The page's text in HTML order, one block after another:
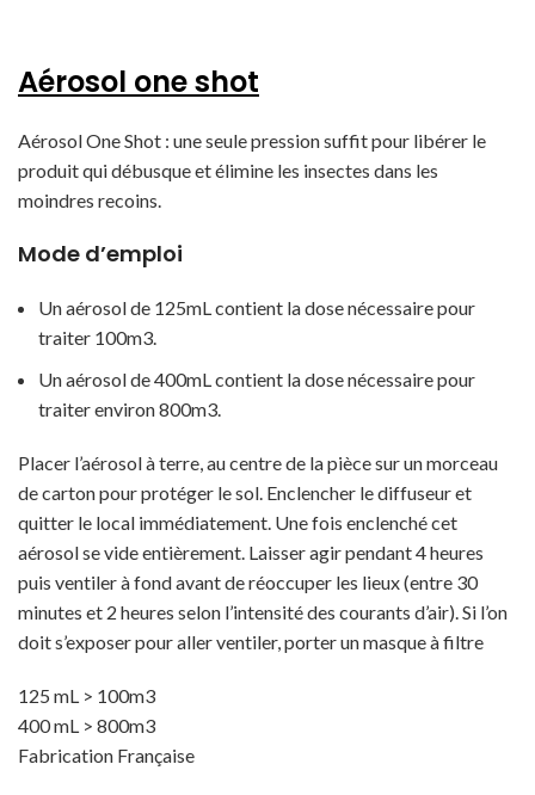
Aérosol one shot
Aérosol One Shot : une seule pression suffit pour libérer le
produit qui débusque et élimine les insectes dans les
moindres recoins.
Mode d’emploi
Un aérosol de 125mL contient la dose nécessaire pour
traiter 100m3.
Un aérosol de 400mL contient la dose nécessaire pour
traiter environ 800m3.
Placer l’aérosol à terre, au centre de la pièce sur un morceau
de carton pour protéger le sol. Enclencher le diffuseur et
quitter le local immédiatement. Une fois enclenché cet
aérosol se vide entièrement. Laisser agir pendant 4 heures
puis ventiler à fond avant de réoccuper les lieux (entre 30
minutes et 2 heures selon l’intensité des courants d’air). Si l’on
doit s’exposer pour aller ventiler, porter un masque à filtre
125 mL > 100m3
400 mL > 800m3
Fabrication Française